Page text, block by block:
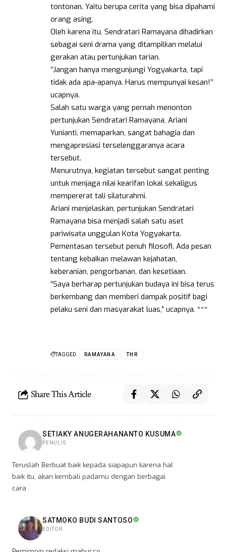
tontonan. Yaitu berupa cerita yang bisa dipahami
orang asing.
Oleh karena itu, Sendratari Ramayana dihadirkan
sebagai seni drama yang ditampilkan melalui
gerakan atau pertunjukan tarian.
‘’Jangan hanya mengunjungi Yogyakarta, tapi
tidak ada apa-apanya. Harus mempunyai kesan!’’
ucapnya.
Salah satu warga yang pernah menonton
pertunjukan Sendratari Ramayana, Ariani
Yunianti, memaparkan, sangat bahagia dan
mengapresiasi terselenggaranya acara
tersebut.
Menurutnya, kegiatan tersebut sangat penting
untuk menjaga nilai kearifan lokal sekaligus
mempererat tali silaturahmi.
Ariani menjelaskan, pertunjukan Sendratari
Ramayana bisa menjadi salah satu aset
pariwisata unggulan Kota Yogyakarta.
Pementasan tersebut penuh filosofi. Ada pesan
tentang kebaikan melawan kejahatan,
keberanian, pengorbanan, dan kesetiaan.
“Saya berharap pertunjukan budaya ini bisa terus
berkembang dan memberi dampak positif bagi
pelaku seni dan masyarakat luas,” ucapnya. ***
TAGGED: RAMAYANA THR
Share This Article
SETIAKY ANUGERAHANANTO KUSUMA
PENULIS
Teruslah Berbuat baik kepada siapapun karena hal
baik itu, akan kembali padamu dengan berbagai
cara
SATMOKO BUDI SANTOSO
EDITOR